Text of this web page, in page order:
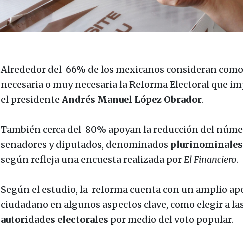
Alrededor del 66% de los mexicanos consideran como
necesaria o muy necesaria la Reforma Electoral que
el presidente Andrés Manuel López Obrador.
También cerca del 80% apoyanla reducción del
senadores y diputados, denominados
según refleja una encuesta realizada porEl Financiero.
Según el estudio, la reforma cuenta con un amplio
ciudadano en algunos aspectos clave, como elegir a
autoridades electorales por medio del voto popular.